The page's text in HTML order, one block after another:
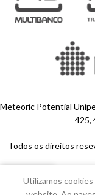
Meteoric Potential
425,
Todos os direitos
Utilizamos
Carrinho
Minha Conta